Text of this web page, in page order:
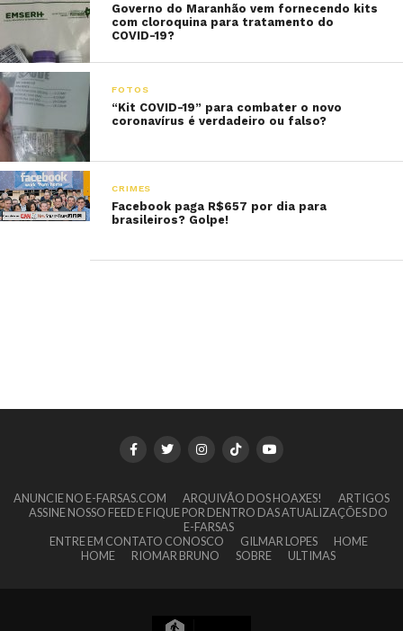
Governo do Maranhão vem fornecendo kits
com cloroquina para tratamento do
COVID-19?
FOTOS
“Kit COVID-19” para combater o novo
coronavírus é verdadeiro ou falso?
CRIMES
Facebook paga R$657 por dia para
brasileiros? Golpe!
ANUNCIE NO E-FARSAS.COM ARQUIVÃO DOS HOAXES!
ARTIGOS
ASSINE NOSSO FEED E FIQUE POR DENTRO DAS ATUALIZAÇÕES DO
E-FARSAS
ENTRE EM CONTATO CONOSCO
GILMAR LOPES
HOME
HOME
RIOMAR BRUNO SOBRE ULTIMAS